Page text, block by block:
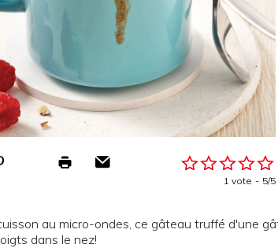
1 vote 5/5
au micro-ondes, ce gâteau truffé d'une
dans le nez!